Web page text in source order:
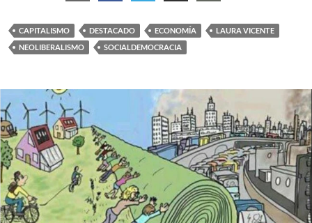
CAPITALISMO DESTACADO ECONOMÍA
LAURA VICENTE
NEOLIBERALISMO
SOCIALDEMOCRACIA